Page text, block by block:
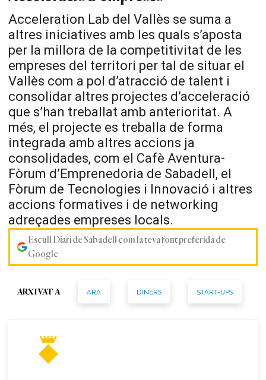
Acceleration Lab del Vallès se suma a
altres iniciatives amb les quals s’aposta
per la millora de la competitivitat de les
empreses del territori per tal de situar el
Vallès com a pol d’atracció de talent i
consolidar altres projectes d’acceleració
que s’han treballat amb anterioritat. A
més, el projecte es treballa de forma
integrada amb altres accions ja
consolidades, com el Cafè Aventura-
Fòrum d’Emprenedoria de Sabadell, el
Fòrum de Tecnologies i Innovació i altres
accions formatives i de networking
adreçades empreses locals.
Escull Diari de Sabadell com la teva font preferida de
Google
ARXIVAT A ARA DINERS START-UPS